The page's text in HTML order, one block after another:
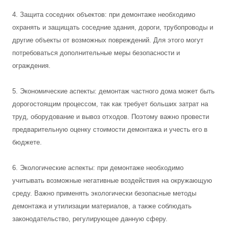
4. Защита соседних объектов: при демонтаже необходимо
охранять и защищать соседние здания, дороги, трубопроводы и
другие объекты от возможных повреждений. Для этого могут
потребоваться дополнительные меры безопасности и
ограждения.
5. Экономические аспекты: демонтаж частного дома может быть
дорогостоящим процессом, так как требует больших затрат на
труд, оборудование и вывоз отходов. Поэтому важно провести
предварительную оценку стоимости демонтажа и учесть его в
бюджете.
6. Экологические аспекты: при демонтаже необходимо
учитывать возможные негативные воздействия на окружающую
среду. Важно применять экологически безопасные методы
демонтажа и утилизации материалов, а также соблюдать
законодательство, регулирующее данную сферу.